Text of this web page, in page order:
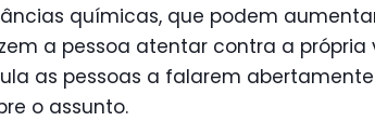
químicas, que podem
a pessoa atentar contra a própria
as pessoas a falarem
o assunto.